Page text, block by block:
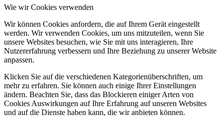
Wie wir Cookies verwenden
Wir können Cookies anfordern, die auf Ihrem Gerät eingestellt
werden. Wir verwenden Cookies, um uns mitzuteilen, wenn Sie
unsere Websites besuchen, wie Sie mit uns interagieren, Ihre
Nutzererfahrung verbessern und Ihre Beziehung zu unserer Website
anpassen.
Klicken Sie auf die verschiedenen Kategorienüberschriften, um
mehr zu erfahren. Sie können auch einige Ihrer Einstellungen
ändern. Beachten Sie, dass das Blockieren einiger Arten von
Cookies Auswirkungen auf Ihre Erfahrung auf unseren Websites
und auf die Dienste haben kann, die wir anbieten können.